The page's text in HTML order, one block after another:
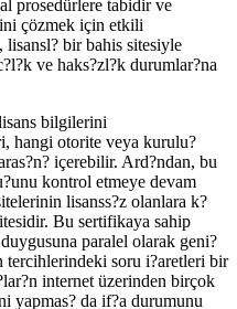
prosedürlere tabidir ve
çözmek için etkili
lisansl? bir bahis sitesiyle
ve haks?zl?k durumlar?na
bilgilerini
hangi otorite veya kurulu?
içerebilir. Ard?ndan, bu
kontrol etmeye devam
lisanss?z olanlara k?
Bu sertifikaya sahip
paralel olarak geni?
soru i?aretleri bir
internet üzerinden birçok
yapmas? da if?a durumunu